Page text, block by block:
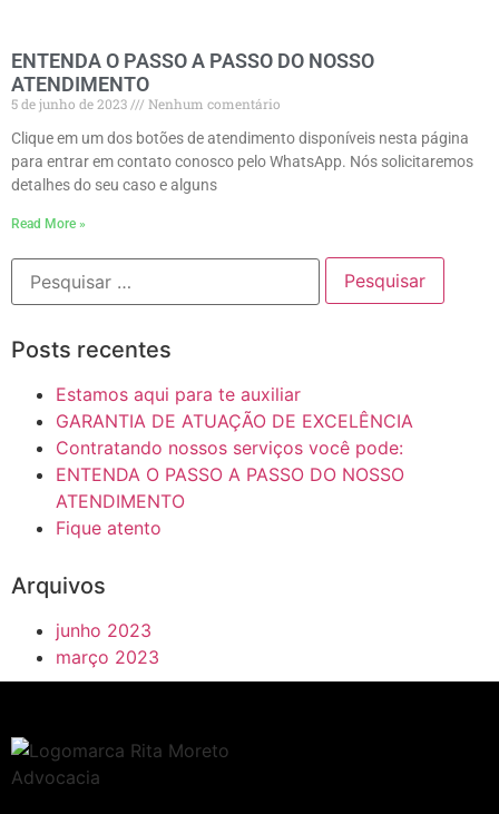
ENTENDA O PASSO A PASSO DO NOSSO
ATENDIMENTO
5 de junho de 2023
Nenhum comentário
Clique em um dos botões de atendimento disponíveis nesta página
para entrar em contato conosco pelo WhatsApp. Nós solicitaremos
detalhes do seu caso e alguns
Read More »
Posts recentes
Estamos aqui para te auxiliar
GARANTIA DE ATUAÇÃO DE EXCELÊNCIA
Contratando nossos serviços você pode:
ENTENDA O PASSO A PASSO DO NOSSO
ATENDIMENTO
Fique atento
Arquivos
junho 2023
março 2023